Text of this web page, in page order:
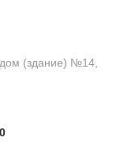
(здание) №14,